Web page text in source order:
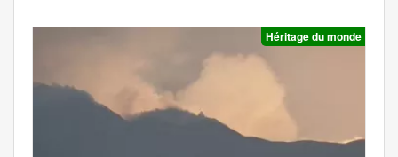
Héritage du monde